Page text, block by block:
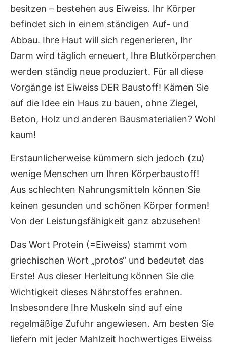
besitzen – bestehen aus Eiweiss. Ihr Körper
befindet sich in einem ständigen Auf- und
Abbau. Ihre Haut will sich regenerieren, Ihr
Darm wird täglich erneuert, Ihre Blutkörperchen
werden ständig neue produziert. Für all diese
Vorgänge ist Eiweiss DER Baustoff! Kämen Sie
auf die Idee ein Haus zu bauen, ohne Ziegel,
Beton, Holz und anderen Bausmaterialien? Wohl
kaum!
Erstaunlicherweise kümmern sich jedoch (zu)
wenige Menschen um Ihren Körperbaustoff!
Aus schlechten Nahrungsmitteln können Sie
keinen gesunden und schönen Körper formen!
Von der Leistungsfähigkeit ganz abzusehen!
Das Wort Protein (=Eiweiss) stammt vom
griechischen Wort „protos“ und bedeutet das
Erste! Aus dieser Herleitung können Sie die
Wichtigkeit dieses Nährstoffes erahnen.
Insbesondere Ihre Muskeln sind auf eine
regelmäßige Zufuhr angewiesen. Am besten Sie
liefern mit jeder Mahlzeit hochwertiges Eiweiss